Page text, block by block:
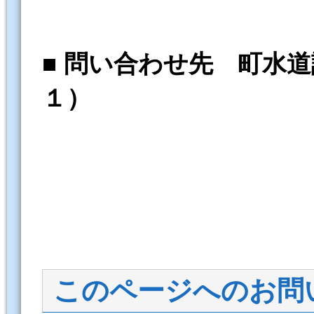
■ 問い合わせ先 町水道
１）
このページへのお問